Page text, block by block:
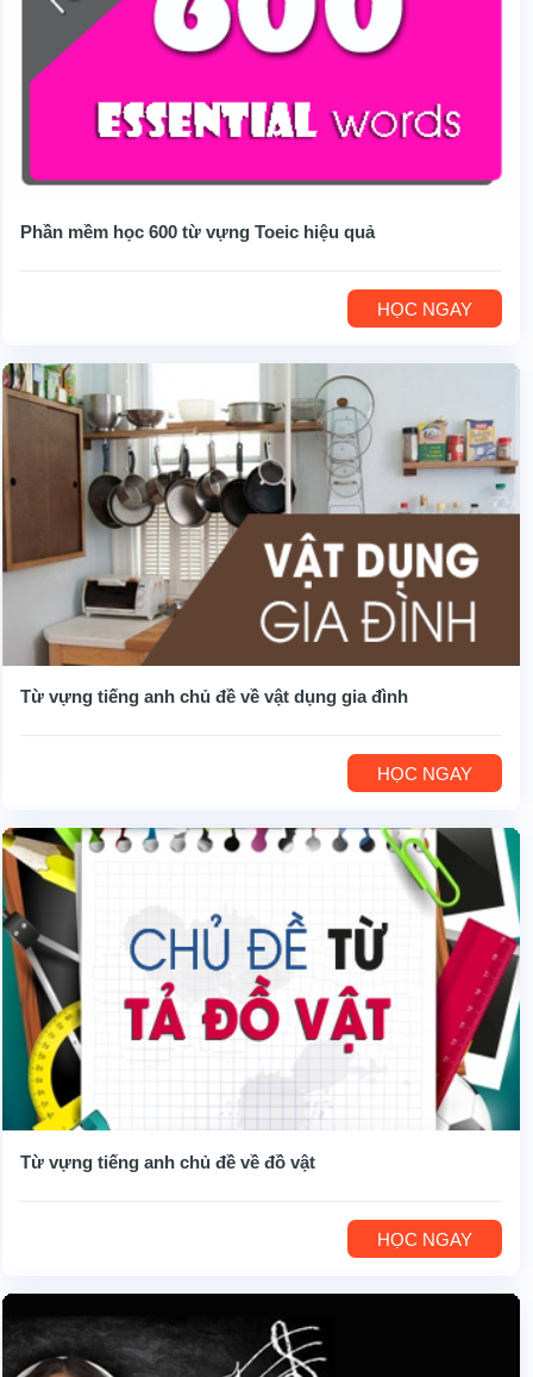
Phần mềm học 600 từ vựng Toeic hiệu quả
HỌC NGAY
Từ vựng tiếng anh chủ đề về vật dụng gia đình
HỌC NGAY
Từ vựng tiếng anh chủ đề về đồ vật
HỌC NGAY